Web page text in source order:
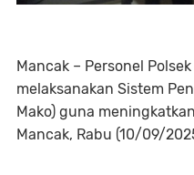
Mancak – Personel
melaksanakan Sistem
Mako) guna
Mancak, Rabu (10/09/